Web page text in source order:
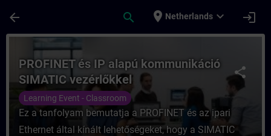
arrow_back search place Netherlands expand_more login
Course - PROFINET és IP alapú
share
PROFINET és IP alapú kommunikáció
SIMATIC vezérlőkkel
Learning Event - Classroom
Ez a tanfolyam bemutatja a PROFINET és az ipari
Ethernet által kínált lehetőségeket, hogy a SIMATIC